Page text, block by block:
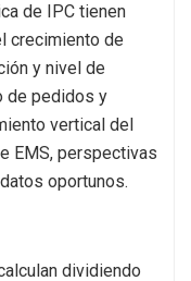
de IPC tienen
crecimiento de
y nivel de
de pedidos y
vertical del
EMS, perspectivas
oportunos.
dividiendo